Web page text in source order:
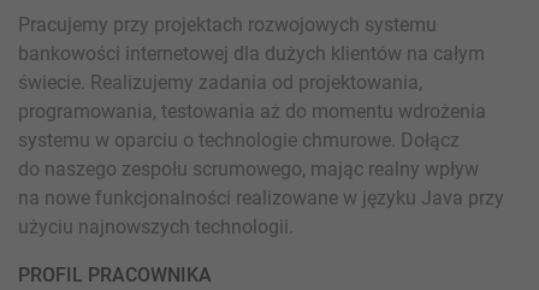
Pracujemy przy projektach rozwojowych systemu
bankowości internetowej dla dużych klientów na całym
świecie. Realizujemy zadania od projektowania,
programowania, testowania aż do momentu wdrożenia
systemu w oparciu o technologie chmurowe. Dołącz
do naszego zespołu scrumowego, mając realny wpływ
na nowe funkcjonalności realizowane w języku Java przy
użyciu najnowszych technologii.
PROFIL PRACOWNIKA